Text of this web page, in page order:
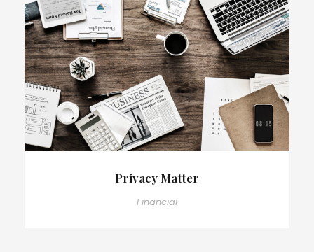
Privacy Matter
Financial